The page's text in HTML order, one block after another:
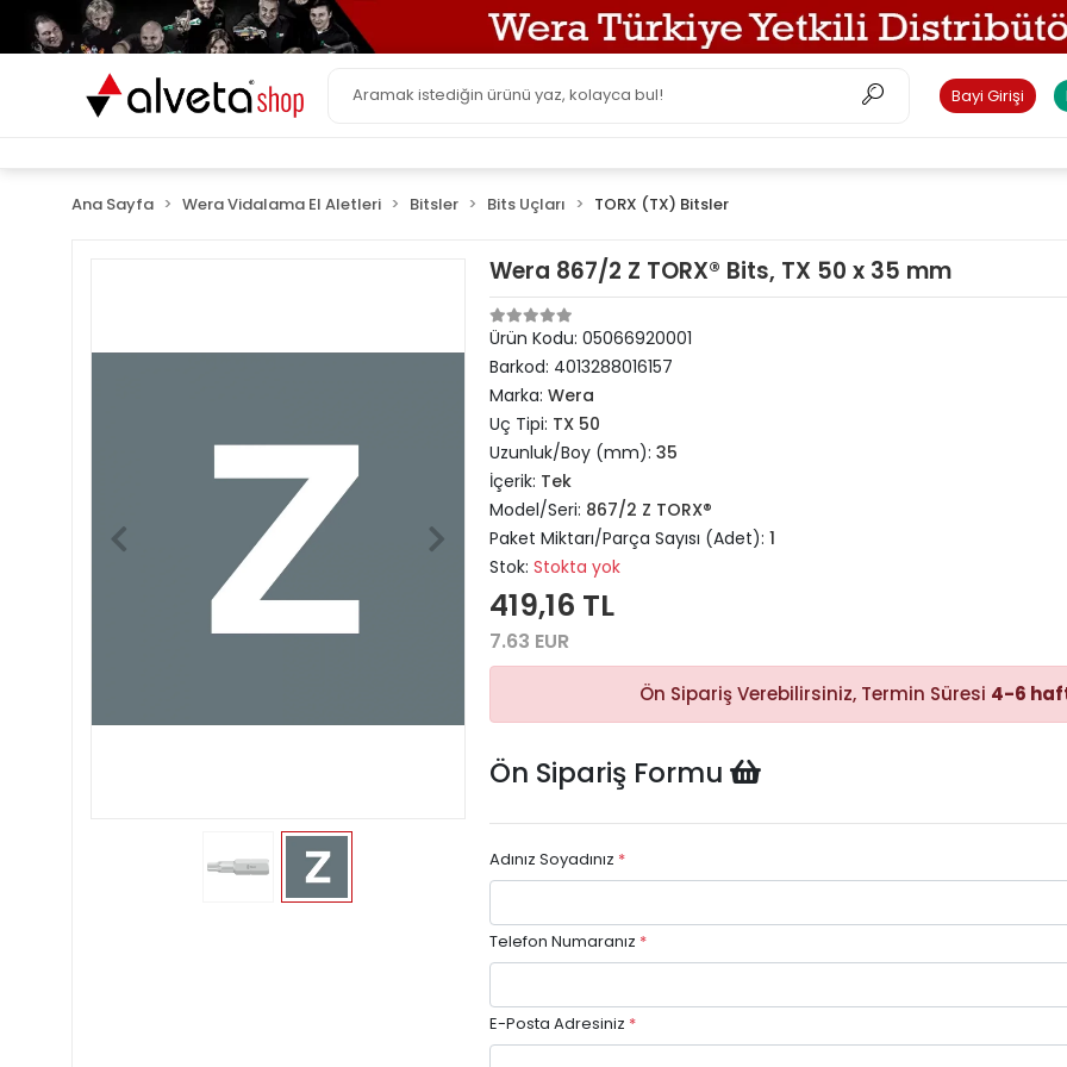
Bayi Girişi
Ana Sayfa Wera Vidalama El Aletleri Bitsler Bits Uçları TORX (TX) Bitsler
Wera 867/2 Z TORX® Bits, TX 50 x 35 mm
Ürün Kodu: 05066920001
Barkod: 4013288016157
Marka: Wera
Uç Tipi: TX 50
Uzunluk/Boy (mm): 35
İçerik: Tek
Model/Seri: 867/2 Z TORX®
Paket Miktarı/Parça Sayısı (Adet): 1
Stok: Stokta yok
419,16 TL
7.63 EUR
Ön Sipariş Verebilirsiniz, Termin Süresi 4-6
Ön Sipariş Formu
Adınız Soyadınız *
Telefon Numaranız *
E-Posta Adresiniz *
ödeme
kolayca
Hızlı
göre